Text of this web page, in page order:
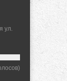
ул.